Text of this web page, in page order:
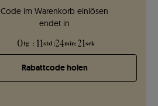
Code im Warenkorb einlösen
endet in
0 tg : 11std :24min:20sek
Rabattcode holen